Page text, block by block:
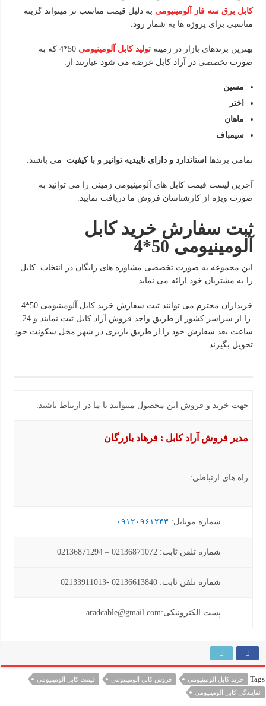
کابل برق سه فاز آلومینیومی به دلیل قیمت مناسب تر میتواند گزینه
مناسبی برای پروژه ها به شمار رود.
بهترین برندهای بازار در زمینه تولید کابل آلومینیومی
50*4 که به
صورت تخصصی در آراد کابل عرضه می شود عبارتند از:
مسین
اختر
ماهان
سیمباف
تمامی برندها استاندارد و دارای تاییدیه توانیر و با کیفیت می باشند.
آخرین لیست قیمت کابل های آلومینیومی زمینی را می توانید به
صورت ویژه از کارشناسان فروش ما دریافت نمایید.
ثبت سفارش خرید کابل
آلومینیومی 50*4
این مجموعه به صورت تخصصی مشاوره های رایگان در انتخاب کابل
را به مشتریان خود ارائه می نماید.
خریداران محترم می توانند ثبت سفارش خرید کابل آلومینیومی 50*4
را از سراسر کشور از طریق واحد فروش آراد کابل ثبت نمایند و 24
ساعت بعد سفارش خود را از طریق باربری در شهر محل سکونت خود
تحویل بگیرند.
جهت خرید و فروش این محصول میتوانید با ما در ارتباط باشید:
مدیر فروش آراد کابل : فرهاد بازرگان
راه های ارتباطی:
شماره موبایل: ۰۹۱۲۰۹۶۱۲۴۳
شماره تلفن ثابت: 02136871072 – 02136871294
شماره تلفن ثابت: 02136613840 -02133911013
پست الکترونیکی:aradcable@gmail.com
Tags خرید کابل آلومینیومی فروش کابل آلومینیومی
قیمت کابل آلومینیومی
نمایندگی کابل آلومینیومی